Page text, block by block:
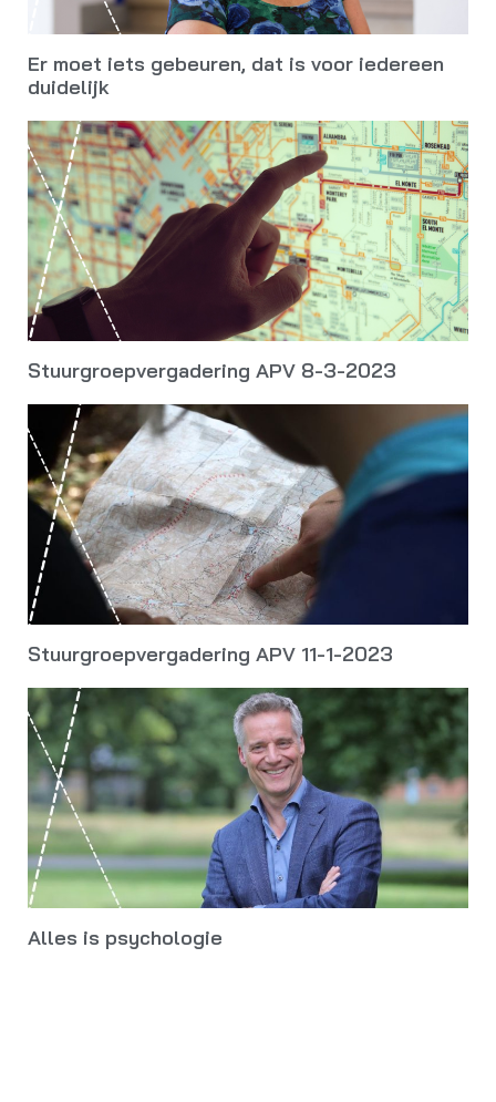
Er moet iets gebeuren, dat is voor iedereen
duidelijk
Stuurgroepvergadering APV 8-3-2023
Stuurgroepvergadering APV 11-1-2023
Alles is psychologie